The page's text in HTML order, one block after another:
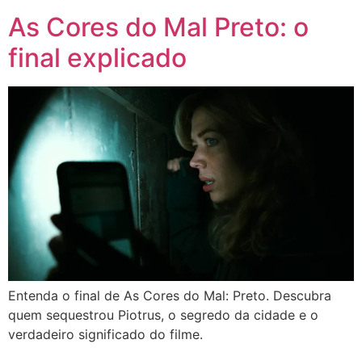
As Cores do Mal Preto: o
final explicado
Entenda o final de As Cores do Mal: Preto. Descubra
quem sequestrou Piotrus, o segredo da cidade e o
verdadeiro significado do filme.